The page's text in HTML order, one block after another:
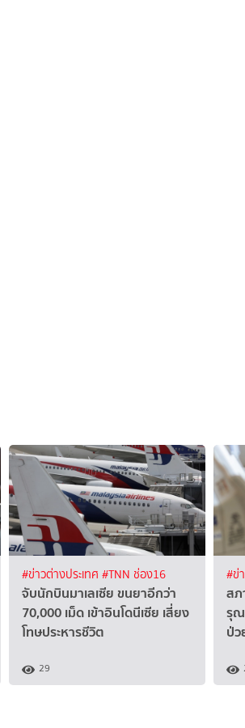
#ข่าวต่างประเทศ #TNN ช่อง16
จับนักบินมาเลเซีย ขนยาอีกว่า
70,000 เม็ด เข้าอินโดนีเซีย เสี่ยง
โทษประหารชีวิต
29
#ข่
สภ
รุ
ป่ว